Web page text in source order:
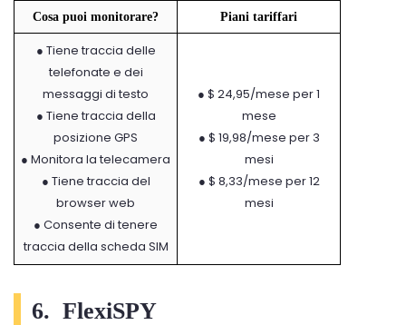
Cosa puoi monitorare? Piani tariffari
● Tiene traccia delle
telefonate e dei
messaggi di testo
● Tiene traccia della
posizione GPS
● Monitora la telecamera
● Tiene traccia del
browser web
● Consente di tenere
traccia della scheda SIM
● $ 24,95/mese per 1
mese
● $ 19,98/mese per 3
mesi
● $ 8,33/mese per 12
mesi
6. FlexiSPY